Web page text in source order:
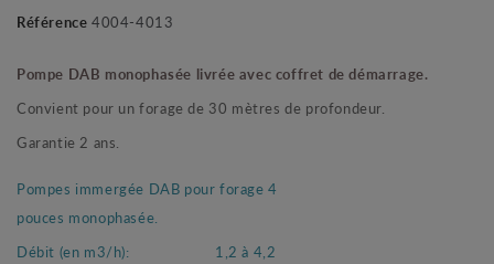
Référence 4004-4013
Pompe DAB monophasée livrée avec coffret de démarrage.
Convient pour un forage de 30 mètres de profondeur.
Garantie 2 ans.
Pompes immergée DAB pour forage 4
pouces monophasée.
Débit (en m3/h):
1,2 à 4,2